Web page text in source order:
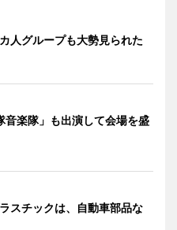
人グループも大勢見られた
音楽隊」も出演して会場を盛
スチックは、自動車部品な